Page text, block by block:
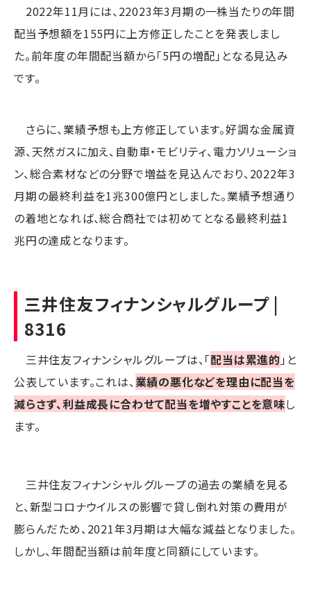
2022年11月には、22023年3月期の一株当たりの年間
配当予想額を155円に上方修正したことを発表しまし
た。前年度の年間配当額から「5円の増配」となる見込み
です。
さらに、業績予想も上方修正しています。好調な金属資
源、天然ガスに加え、自動車・モビリティ、電力ソリューショ
ン、総合素材などの分野で増益を見込んでおり、2022年3
月期の最終利益を1兆300億円としました。業績予想通り
の着地となれば、総合商社では初めてとなる最終利益1
兆円の達成となります。
三井住友フィナンシャルグループ |
8316
三井住友フィナンシャルグループは、「配当は累進的 」と
公表しています。これは、業績の悪化などを理由に配当を
減らさず、利益成長に合わせて配当を増やすことを意味し
ます。
三井住友フィナンシャルグループの過去の業績を見る
と、新型コロナウイルスの影響で貸し倒れ対策の費用が
膨らんだため、2021年3月期は大幅な減益となりました。
しかし、年間配当額は前年度と同額にしています。